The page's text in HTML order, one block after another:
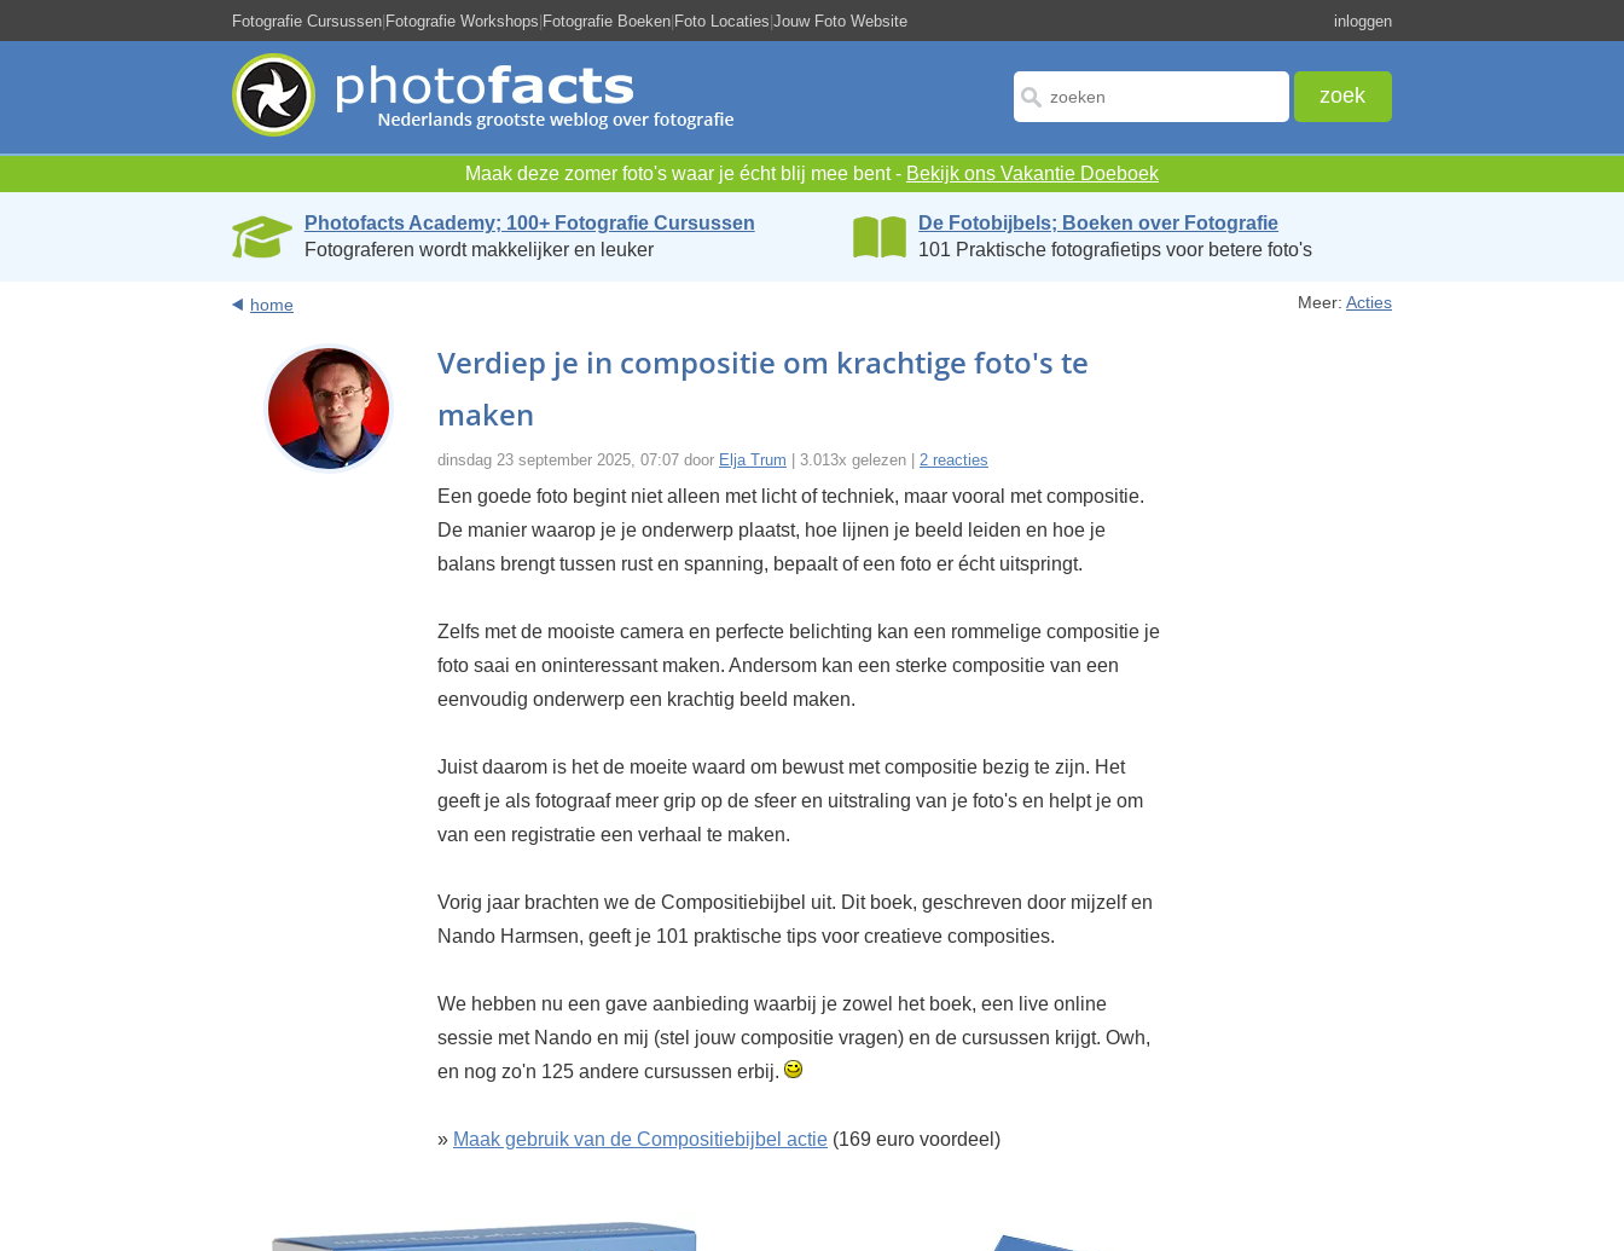
Fotografie Cursussen|Fotografie Workshops|Fotografie Boeken|Foto Locaties|Jouw Foto Website inloggen
Maak deze zomer foto's waar je écht blij mee bent - Bekijk ons Vakantie Doeboek
Photofacts Academy; 100+ Fotografie Cursussen
Fotograferen wordt makkelijker en leuker
De Fotobijbels; Boeken over Fotografie
101 Praktische fotografietips voor betere foto's
home Meer: Acties
Verdiep je in compositie om krachtige foto's te
maken
dinsdag 23 september 2025, 07:07 door Elja Trum | 3.013x gelezen | 2 reacties
Een goede foto begint niet alleen met licht of techniek, maar vooral met compositie.
De manier waarop je je onderwerp plaatst, hoe lijnen je beeld leiden en hoe je
balans brengt tussen rust en spanning, bepaalt of een foto er écht uitspringt.
Zelfs met de mooiste camera en perfecte belichting kan een rommelige compositie je
foto saai en oninteressant maken. Andersom kan een sterke compositie van een
eenvoudig onderwerp een krachtig beeld maken.
Juist daarom is het de moeite waard om bewust met compositie bezig te zijn. Het
geeft je als fotograaf meer grip op de sfeer en uitstraling van je foto's en helpt je om
van een registratie een verhaal te maken.
Vorig jaar brachten we de Compositiebijbel uit. Dit boek, geschreven door mijzelf en
Nando Harmsen, geeft je 101 praktische tips voor creatieve composities.
We hebben nu een gave aanbieding waarbij je zowel het boek, een live online
sessie met Nando en mij (stel jouw compositie vragen) en de cursussen krijgt. Owh,
en nog zo'n 125 andere cursussen erbij.
» Maak gebruik van de Compositiebijbel actie (169 euro voordeel)